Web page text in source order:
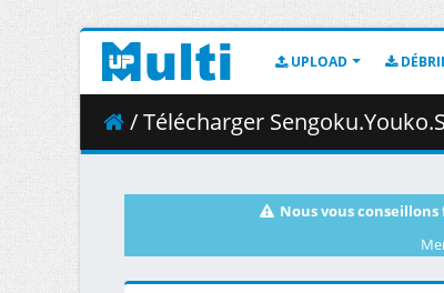
UPLOAD
/ Télécharger
Nous vous